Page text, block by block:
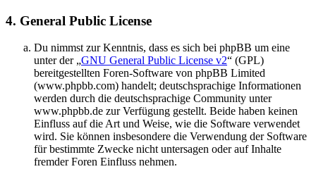
4. General Public License
Du nimmst zur Kenntnis, dass es sich bei phpBB um eine
unter der „GNU General Public License v2“ (GPL)
bereitgestellten Foren-Software von phpBB Limited
(www.phpbb.com) handelt; deutschsprachige Informationen
werden durch die deutschsprachige Community unter
www.phpbb.de zur Verfügung gestellt. Beide haben keinen
Einfluss auf die Art und Weise, wie die Software verwendet
wird. Sie können insbesondere die Verwendung der Software
für bestimmte Zwecke nicht untersagen oder auf Inhalte
fremder Foren Einfluss nehmen.